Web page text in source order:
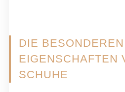
DIE BESONDEREN
EIGENSCHAFTEN
SCHUHE